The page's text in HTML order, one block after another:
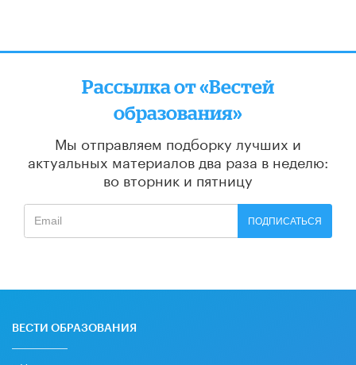
Рассылка от «Вестей
образования»
Мы отправляем подборку лучших и
актуальных материалов два раза в неделю:
во вторник и пятницу
ПОДПИСАТЬСЯ
ВЕСТИ ОБРАЗОВАНИЯ